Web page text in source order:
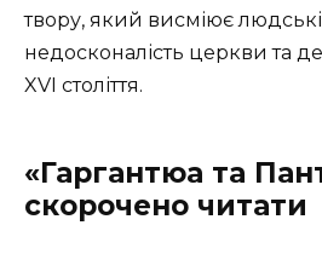
твору, який висміює
недосконалість церкви та
XVI століття.
«Гаргантюа та
скорочено читати